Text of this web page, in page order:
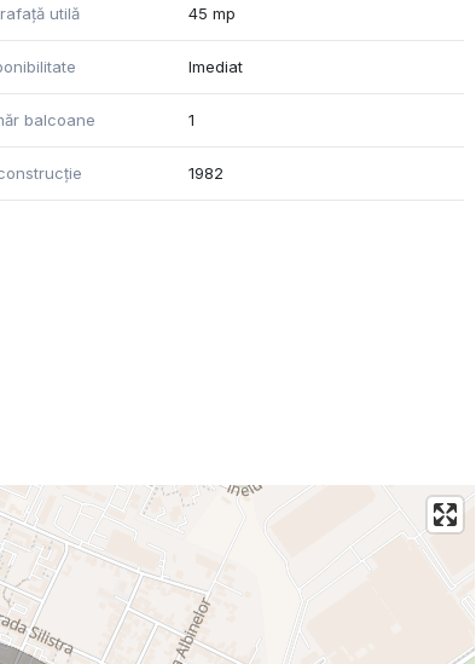
utilă 45 mp
Imediat
balcoane 1
1982